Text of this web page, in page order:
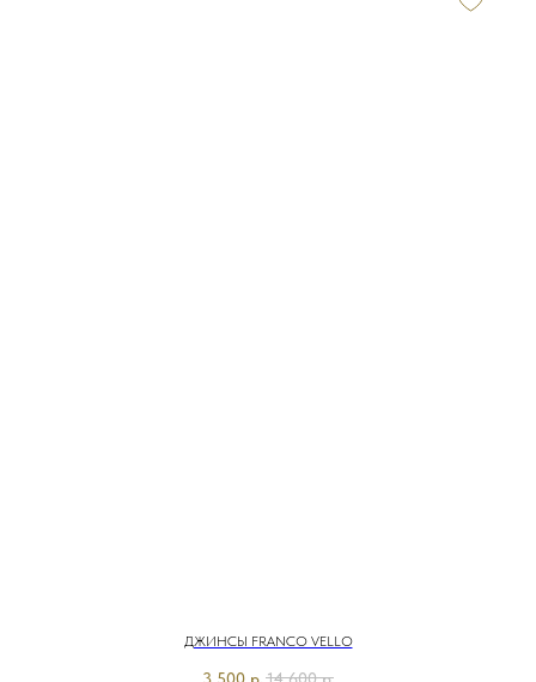
ДЖИНСЫ FRANCO VELLO